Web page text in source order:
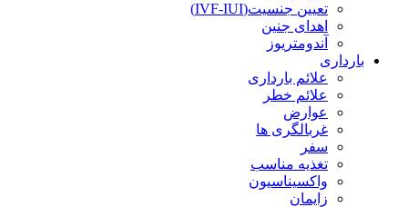
تعیین جنسیت(IVF-IUI)
اهدای جنین
آندومتریوز
بارداری
علائم بارداری
علائم خطر
عوارض
غربالگری ها
سفر
تغذیه مناسب
واکسیناسیون
زایمان